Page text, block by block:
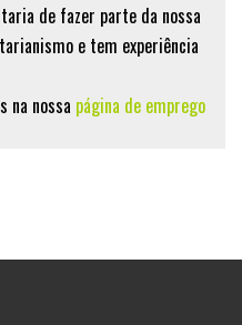
de fazer parte da nossa
e tem experiência
na nossa página de emprego